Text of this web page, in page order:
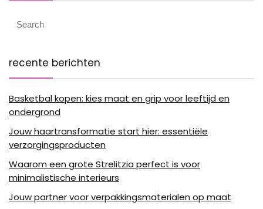
recente berichten
Basketbal kopen: kies maat en grip voor leeftijd en
ondergrond
Jouw haartransformatie start hier: essentiële
verzorgingsproducten
Waarom een grote Strelitzia perfect is voor
minimalistische interieurs
Jouw partner voor verpakkingsmaterialen op maat